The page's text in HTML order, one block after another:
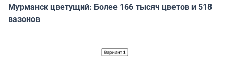
Мурманск цветущий: Более 166 тысяч цветов и 518
вазонов